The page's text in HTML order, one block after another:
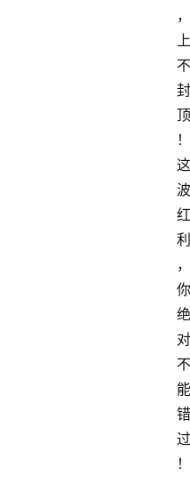
，
上
不
封
顶
！
这
波
红
利
，
你
绝
对
不
能
错
过
！